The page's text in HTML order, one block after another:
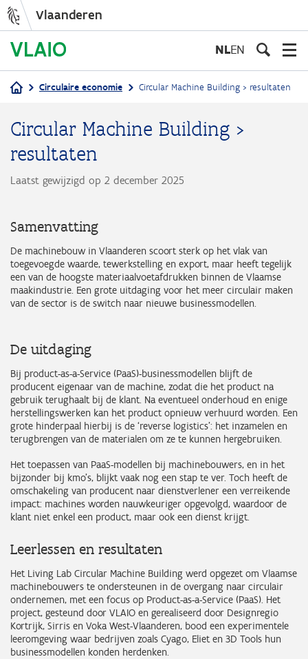
Vlaanderen
NLEN
Circulaire economie Circular Machine Building > resultaten
Circular Machine Building >
resultaten
Laatst gewijzigd op 2 december 2025
Samenvatting
De machinebouw in Vlaanderen scoort sterk op het vlak van
toegevoegde waarde, tewerkstelling en export, maar heeft tegelijk
een van de hoogste materiaalvoetafdrukken binnen de Vlaamse
maakindustrie. Een grote uitdaging voor het meer circulair maken
van de sector is de switch naar nieuwe businessmodellen.
De uitdaging
Bij product-as-a-Service (PaaS)-businessmodellen blijft de
producent eigenaar van de machine, zodat die het product na
gebruik terughaalt bij de klant. Na eventueel onderhoud en enige
herstellingswerken kan het product opnieuw verhuurd worden. Een
grote hinderpaal hierbij is de ‘reverse logistics’: het inzamelen en
terugbrengen van de materialen om ze te kunnen hergebruiken.
Het toepassen van PaaS-modellen bij machinebouwers, en in het
bijzonder bij kmo’s, blijkt vaak nog een stap te ver. Toch heeft de
omschakeling van producent naar dienstverlener een verreikende
impact: machines worden nauwkeuriger opgevolgd, waardoor de
klant niet enkel een product, maar ook een dienst krijgt.
Leerlessen en resultaten
Het Living Lab Circular Machine Building werd opgezet om Vlaamse
machinebouwers te ondersteunen in de overgang naar circulair
ondernemen, met een focus op Product-as-a-Service (PaaS). Het
project, gesteund door VLAIO en gerealiseerd door Designregio
Kortrijk, Sirris en Voka West-Vlaanderen, bood een experimentele
leeromgeving waar bedrijven zoals Cyago, Eliet en 3D Tools hun
businessmodellen konden herdenken.